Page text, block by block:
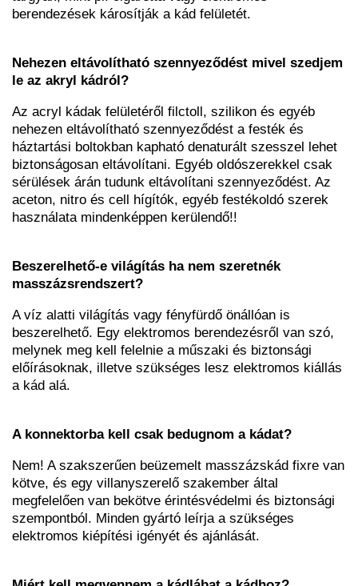
berendezések károsítják a kád felületét.
Nehezen eltávolítható szennyeződést mivel szedjem
le az akryl kádról?
Az acryl kádak felületéről filctoll, szilikon és egyéb
nehezen eltávolítható szennyeződést a festék és
háztartási boltokban kapható denaturált szesszel lehet
biztonságosan eltávolítani. Egyéb oldószerekkel csak
sérülések árán tudunk eltávolítani szennyeződést. Az
aceton, nitro és cell hígítók, egyéb festékoldó szerek
használata mindenképpen kerülendő!!
Beszerelhető-e világítás ha nem szeretnék
masszázsrendszert?
A víz alatti világítás vagy fényfürdő önállóan is
beszerelhető. Egy elektromos berendezésről van szó,
melynek meg kell felelnie a műszaki és biztonsági
előírásoknak, illetve szükséges lesz elektromos kiállás
a kád alá.
A konnektorba kell csak bedugnom a kádat?
Nem! A szakszerűen beüzemelt masszázskád fixre van
kötve, és egy villanyszerelő szakember által
megfelelően van bekötve érintésvédelmi és biztonsági
szempontból. Minden gyártó leírja a szükséges
elektromos kiépítési igényét és ajánlását.